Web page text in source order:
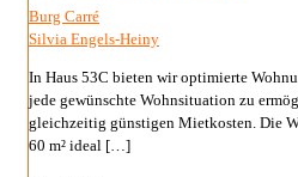
Burg Carré
Silvia Engels-Heiny
In Haus 53C bieten wir optimierte
jede gewünschte Wohnsituation zu
gleichzeitig günstigen Mietkosten. Die
60 m² ideal […]